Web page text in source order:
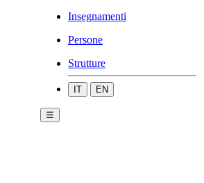
Insegnamenti
Persone
Strutture
IT EN
☰